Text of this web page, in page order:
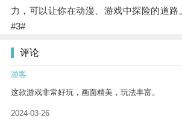
力，可以让你在动漫、游戏中探险的道路
#3#
评论
游客
这款游戏非常好玩，画面精美，玩法丰富。
2024-03-26